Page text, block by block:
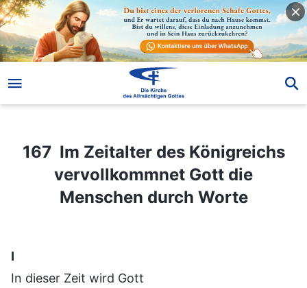
167 Im Zeitalter des Königreichs
vervollkommnet Gott die
Menschen durch Worte
Ⅰ
In dieser Zeit wird Gott